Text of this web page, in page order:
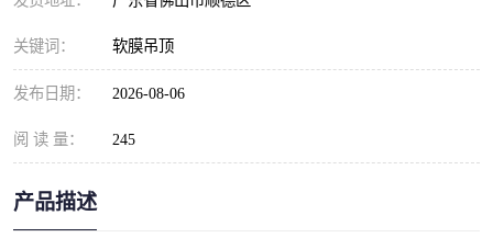
关键词： 软膜吊顶
发布日期： 2026-08-06
阅 读 量： 245
产品描述